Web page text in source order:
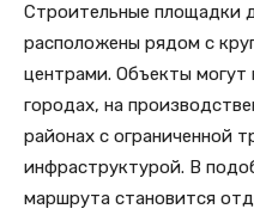
Строительные площадки
расположены рядом с
центрами. Объекты могут
городах, на
районах с ограниченной
инфраструктурой. В
маршрута становится